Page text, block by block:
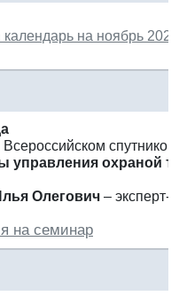
на ноябрь
управления охраной
Олегович – эксперт-
на семинар